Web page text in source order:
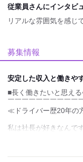
従業員さんにインタビ
リアルな雰囲気を感じ
募集情報
安定した収入と働きや
■長く働きたいと思え
￣￣￣￣￣￣￣￣￣￣
≪ドライバー歴20年の
私は社長が好きなんです
プライベートのことも